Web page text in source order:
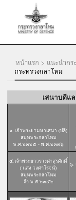
หน้าแรก > แนะนำกร
กระทรวงกลาโหม
เสนาบดีแ
๑. เจ้าพระยามหาเสนา (ปลี)
สมุหพระกลาโหม
พ.ศ.๒๓๒๕ - พ.ศ.๒๓๓๖
๕.เจ้าพระยาวรวงศาสุรศักดิ์
( แสง วงศาโรจน์)
สมุหพระกลาโหม
ถึง พ.ศ.๒๓๕๒
๖.